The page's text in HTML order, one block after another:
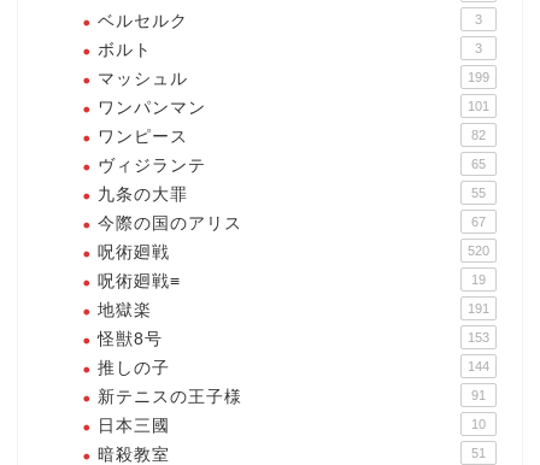
ベルセルク 3
ボルト 3
マッシュル 199
ワンパンマン 101
ワンピース 82
ヴィジランテ 65
九条の大罪 55
今際の国のアリス 67
呪術廻戦 520
呪術廻戦≡ 19
地獄楽 191
怪獣8号 153
推しの子 144
新テニスの王子様 91
日本三國 10
暗殺教室 51